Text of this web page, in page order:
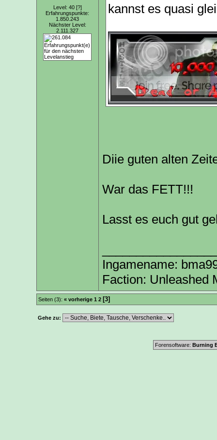
Level: 40 [?]
Erfahrungspunkte:
1.850.243
Nächster Level:
2.111.327
kannst es quasi
Diie guten alten
War das FETT!!!
Lasst es euch gut
Ingamename:
Faction: Unleashed
Seiten (3): « vorherige 1 2 [3]
Gehe zu:
Forensoftware: Burning